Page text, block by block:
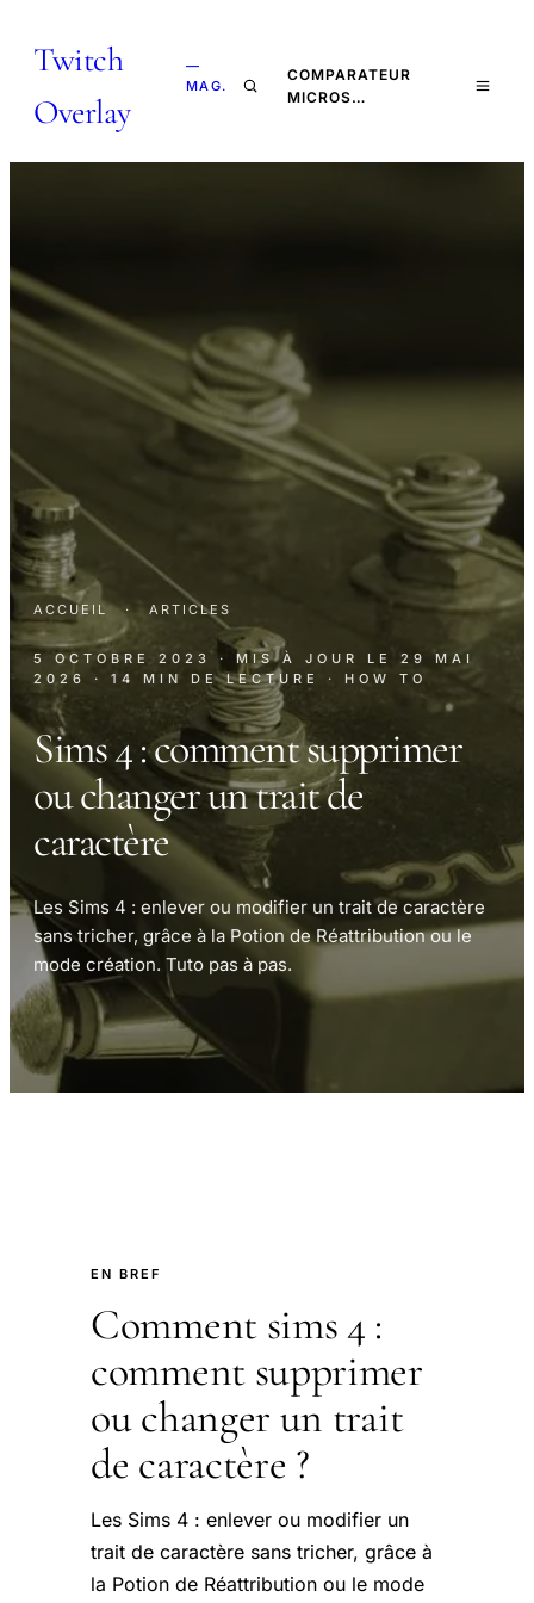
Twitch
Overlay
—
MAG.
COMPARATEUR
MICROS…
ACCUEIL · ARTICLES
5 OCTOBRE 2023 · MIS À JOUR LE 29 MAI
2026
· 14 MIN DE LECTURE · HOW TO
Sims 4 : comment supprimer
ou changer un trait de
caractère
Les Sims 4 : enlever ou modifier un trait de caractère
sans tricher, grâce à la Potion de Réattribution ou le
mode création. Tuto pas à pas.
EN BREF
Comment sims 4 :
comment supprimer
ou changer un trait
de caractère ?
Les Sims 4 : enlever ou modifier un
trait de caractère sans tricher, grâce à
la Potion de Réattribution ou le mode